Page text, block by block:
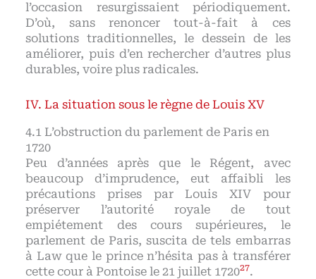
l’occasion resurgissaient périodiquement.
D’où, sans renoncer tout-à-fait à ces
solutions traditionnelles, le dessein de les
améliorer, puis d’en rechercher d’autres plus
durables, voire plus radicales.
La situation sous le règne de Louis XV
L’obstruction du parlement de Paris en
1720
Peu d’années après que le Régent, avec
beaucoup d’imprudence, eut affaibli les
précautions prises par Louis XIV pour
préserver l’autorité royale de tout
empiétement des cours supérieures, le
parlement de Paris, suscita de tels embarras
à Law que le prince n’hésita pas à transférer
cette cour à Pontoise le 21 juillet 172027.